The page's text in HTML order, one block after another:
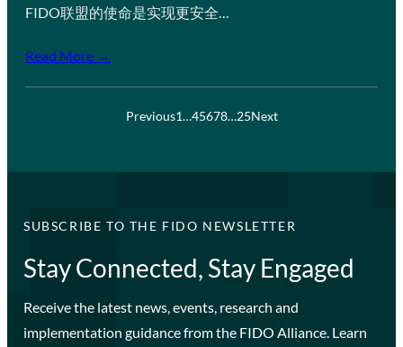
FIDO联盟的使命是实现更安全…
Read More →
Previous1…45678…25Next
SUBSCRIBE TO THE FIDO NEWSLETTER
Stay Connected, Stay Engaged
Receive the latest news, events, research and
implementation guidance from the FIDO Alliance. Learn